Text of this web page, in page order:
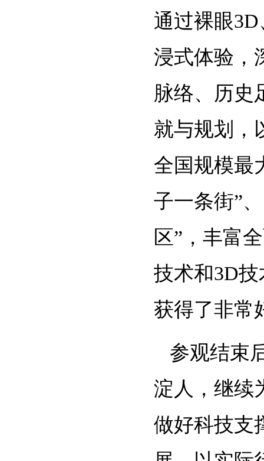
通过裸眼3D
浸式体验，
脉络、历史
就与规划，
全国规模最
子一条街”
区”，丰富
技术和3D技
获得了非常
参观结束
淀人，继续
做好科技支